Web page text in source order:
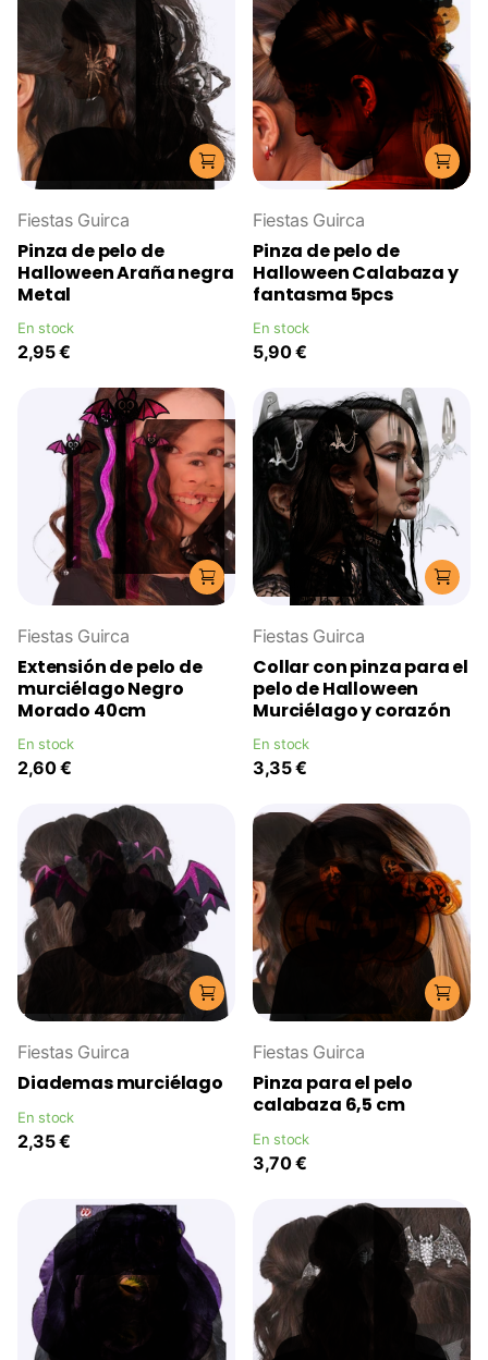
Fiestas Guirca
Pinza de pelo de
Halloween Araña negra
Metal
En stock
2,95 €
Fiestas Guirca
Pinza de pelo de
Halloween Calabaza y
fantasma 5pcs
En stock
5,90 €
Fiestas Guirca
Extensión de pelo de
murciélago Negro
Morado 40cm
En stock
2,60 €
Fiestas Guirca
Collar con pinza para el
pelo de Halloween
Murciélago y corazón
En stock
3,35 €
Fiestas Guirca
Diademas murciélago
En stock
2,35 €
Fiestas Guirca
Pinza para el pelo
calabaza 6,5 cm
En stock
3,70 €